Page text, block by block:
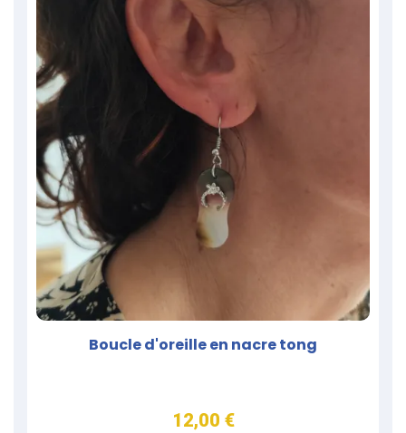
Boucle d'oreille en nacre tong
12,00 €